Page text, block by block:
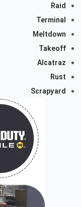
Raid
Terminal
Meltdown
Takeoff
Alcatraz
Rust
Scrapyard